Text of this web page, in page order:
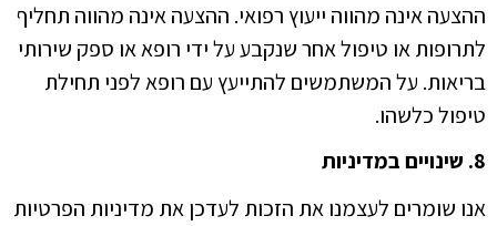
ההצעה אינה מהווה ייעוץ רפואי. ההצעה אינה מהווה תחליף
לתרופות או טיפול אחר שנקבע על ידי רופא או ספק שירותי
בריאות. על המשתמשים להתייעץ עם רופא לפני תחילת
טיפול כלשהו.
8. שינויים במדיניות
אנו שומרים לעצמנו את הזכות לעדכן את מדיניות הפרטיות